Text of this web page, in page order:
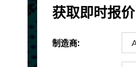
获取即时报价
制造商: